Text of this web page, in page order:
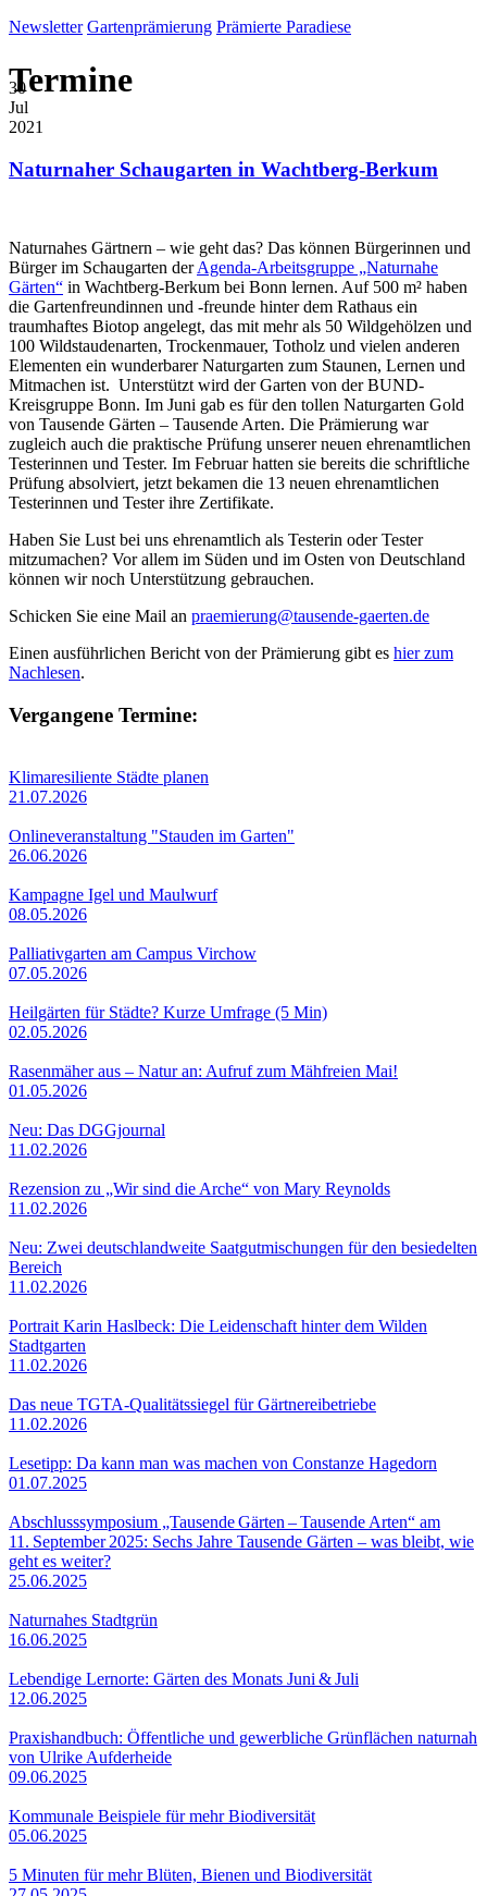
Newsletter Gartenprämierung Prämierte Paradiese
Termine
30
Jul
2021
Naturnaher Schaugarten in Wachtberg-Berkum
Naturnahes Gärtnern – wie geht das? Das können Bürgerinnen und
Bürger im Schaugarten derAgenda-Arbeitsgruppe „Naturnahe
Gärten“ in Wachtberg-Berkum bei Bonn lernen. Auf 500 m² haben
die Gartenfreundinnen und -freunde hinter dem Rathaus ein
traumhaftes Biotop angelegt, das mit mehr als 50 Wildgehölzen und
100 Wildstaudenarten, Trockenmauer, Totholz und vielen anderen
Elementen ein wunderbarer Naturgarten zum Staunen, Lernen und
Mitmachen ist. Unterstützt wird der Garten von der BUND-
Kreisgruppe Bonn. Im Juni gab es für den tollen Naturgarten Gold
von Tausende Gärten – Tausende Arten. Die Prämierung war
zugleich auch die praktische Prüfung unserer neuen ehrenamtlichen
Testerinnen und Tester. Im Februar hatten sie bereits die schriftliche
Prüfung absolviert, jetzt bekamen die 13 neuen ehrenamtlichen
Testerinnen und Tester ihre Zertifikate.
Haben Sie Lust bei uns ehrenamtlich als Testerin oder Tester
mitzumachen? Vor allem im Süden und im Osten von Deutschland
können wir noch Unterstützung gebrauchen.
Schicken Sie eine Mail an praemierung@tausende-gaerten.de
Einen ausführlichen Bericht von der Prämierung gibt es hier zum
Nachlesen.
Vergangene Termine:
Klimaresiliente Städte planen
21.07.2026
Onlineveranstaltung "Stauden im Garten"
26.06.2026
Kampagne Igel und Maulwurf
08.05.2026
Palliativgarten am Campus Virchow
07.05.2026
Heilgärten für Städte? Kurze Umfrage (5 Min)
02.05.2026
Rasenmäher aus – Natur an: Aufruf zum Mähfreien Mai!
01.05.2026
Neu: Das DGGjournal
11.02.2026
Rezension zu „Wir sind die Arche“ von Mary Reynolds
11.02.2026
Neu: Zwei deutschlandweite Saatgutmischungen für den besiedelten
Bereich
11.02.2026
Portrait Karin Haslbeck: Die Leidenschaft hinter dem Wilden
Stadtgarten
11.02.2026
Das neue TGTA-Qualitätssiegel für Gärtnereibetriebe
11.02.2026
Lesetipp: Da kann man was machen von Constanze Hagedorn
01.07.2025
Abschlusssymposium „Tausende Gärten – Tausende Arten“ am
11. September 2025: Sechs Jahre Tausende Gärten – was bleibt, wie
geht es weiter?
25.06.2025
Naturnahes Stadtgrün
16.06.2025
Lebendige Lernorte: Gärten des Monats Juni & Juli
12.06.2025
Praxishandbuch: Öffentliche und gewerbliche Grünflächen naturnah
von Ulrike Aufderheide
09.06.2025
Kommunale Beispiele für mehr Biodiversität
05.06.2025
5 Minuten für mehr Blüten, Bienen und Biodiversität